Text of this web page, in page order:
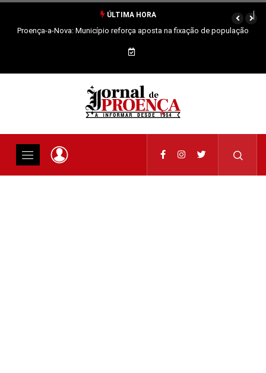
ÚLTIMA HORA
Proença-a-Nova: Município reforça aposta na fixação de população